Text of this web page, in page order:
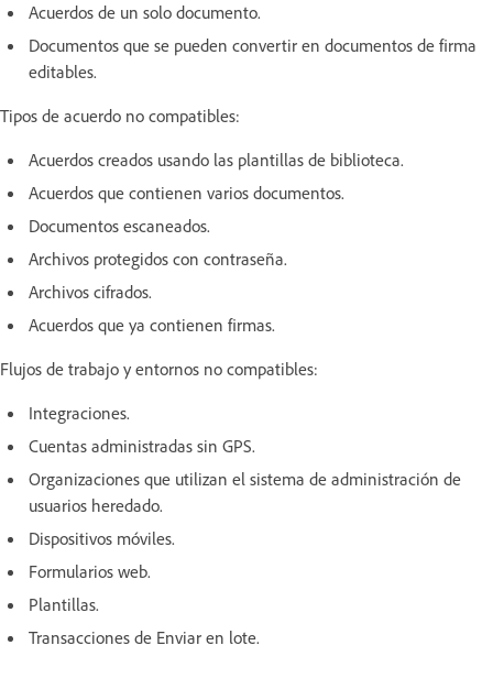
Acuerdos de un solo documento.
Documentos que se pueden convertir en documentos de firma
editables.
Tipos de acuerdo no compatibles:
Acuerdos creados usando las plantillas de biblioteca.
Acuerdos que contienen varios documentos.
Documentos escaneados.
Archivos protegidos con contraseña.
Archivos cifrados.
Acuerdos que ya contienen firmas.
Flujos de trabajo y entornos no compatibles:
Integraciones.
Cuentas administradas sin GPS.
Organizaciones que utilizan el sistema de administración de
usuarios heredado.
Dispositivos móviles.
Formularios web.
Plantillas.
Transacciones de Enviar en lote.